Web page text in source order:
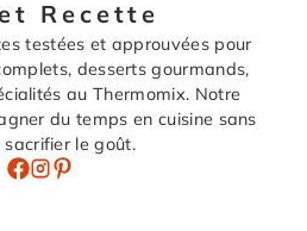
Recette
testées et approuvées pour
desserts gourmands,
au Thermomix. Notre
du temps en cuisine sans
sacrifier le goût.